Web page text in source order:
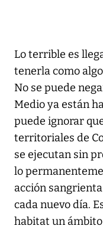
Lo terrible es
tenerla como
No se puede
Medio ya están
puede ignorar
territoriales de
se ejecutan sin
lo
acción
cada nuevo día.
habitat un